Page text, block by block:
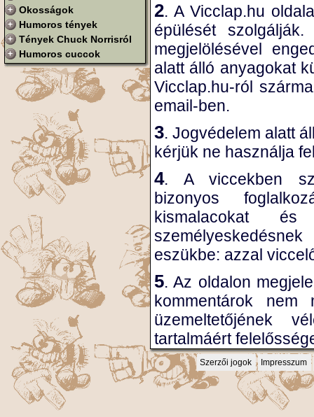
Okosságok
Humoros tények
Tények Chuck Norrisról
Humoros cuccok
2. A Vicclap.hu
épülését
megjelölésével
alatt álló anyagokat
Vicclap.hu-ról
email-ben.
3. Jogvédelem alatt
kérjük ne használja
4. A viccekben
bizonyos
kismalacokat
eszükbe: azzal
5. Az oldalon
kommentárok
üzemeltetőjének
tartalmáért
Szerzői jogok Impresszum